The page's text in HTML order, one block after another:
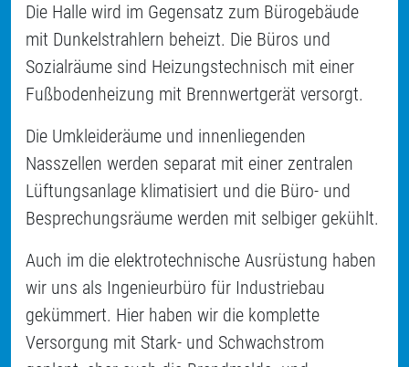
Die Halle wird im Gegensatz zum Bürogebäude
mit Dunkelstrahlern beheizt. Die Büros und
Sozialräume sind Heizungstechnisch mit einer
Fußbodenheizung mit Brennwertgerät versorgt.
Die Umkleideräume und innenliegenden
Nasszellen werden separat mit einer zentralen
Lüftungsanlage klimatisiert und die Büro- und
Besprechungsräume werden mit selbiger gekühlt.
Auch im die elektrotechnische Ausrüstung haben
wir uns als Ingenieurbüro für Industriebau
gekümmert. Hier haben wir die komplette
Versorgung mit Stark- und Schwachstrom